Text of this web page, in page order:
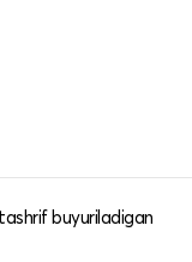
buyuriladigan